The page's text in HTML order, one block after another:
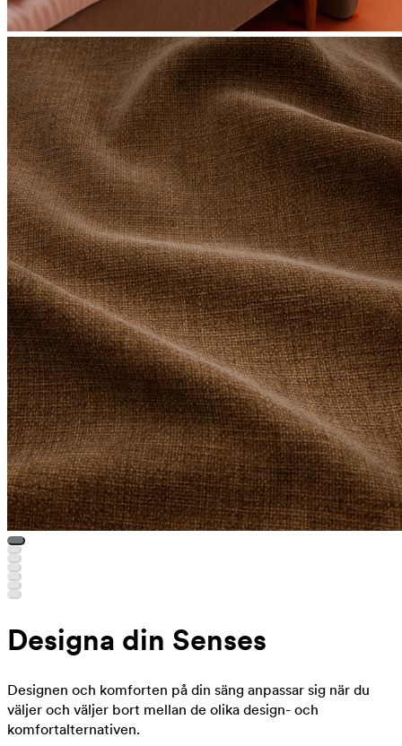
Designa din Senses
Designen och komforten på din säng anpassar sig när du
väljer och väljer bort mellan de olika design- och
komfortalternativen.